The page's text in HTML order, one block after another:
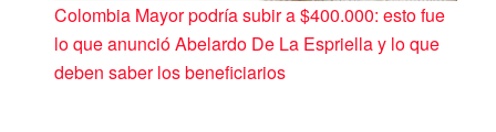
Colombia Mayor podría subir a $400.000: esto fue
lo que anunció Abelardo De La Espriella y lo que
deben saber los beneficiarios